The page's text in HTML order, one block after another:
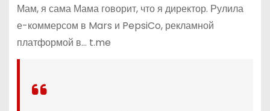
Мам, я сама Мама говорит, что я директор. Рулила
е-коммерсом в Mars и PepsiCo, рекламной
платформой в… t.me